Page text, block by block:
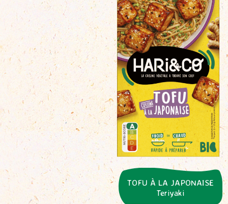
TOFU À LA JAPONAISE
Teriyaki